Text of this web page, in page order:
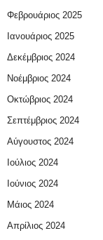
Φεβρουάριος 2025
Ιανουάριος 2025
Δεκέμβριος 2024
Νοέμβριος 2024
Οκτώβριος 2024
Σεπτέμβριος 2024
Αύγουστος 2024
Ιούλιος 2024
Ιούνιος 2024
Μάιος 2024
Απρίλιος 2024